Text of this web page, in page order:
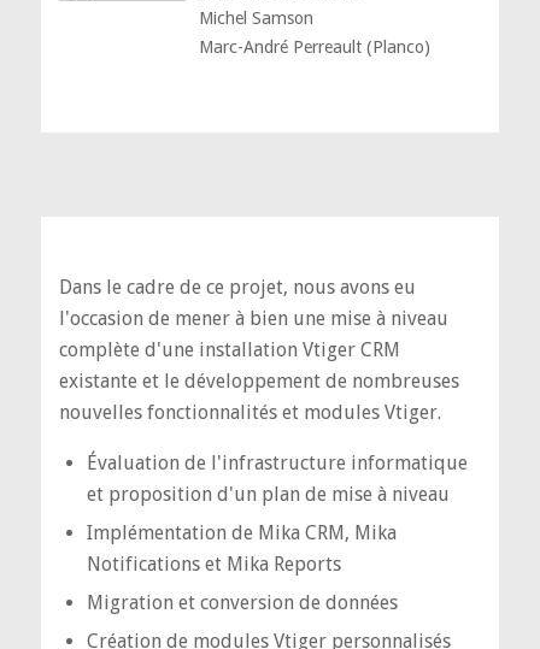
Michel Samson
Marc-André Perreault (Planco)
Dans le cadre de ce projet, nous avons eu
l'occasion de mener à bien une mise à niveau
complète d'une installation Vtiger CRM
existante et le développement de nombreuses
nouvelles fonctionnalités et modules Vtiger.
Évaluation de l'infrastructure informatique
et proposition d'un plan de mise à niveau
Implémentation de Mika CRM, Mika
Notifications et Mika Reports
Migration et conversion de données
Création de modules Vtiger personnalisés